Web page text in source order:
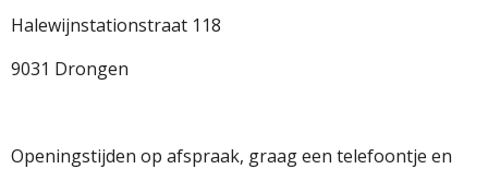
b
o
o
k
a
g
r
a
s
A
p
p
Halewijnstationstraat 118
9031 Drongen
Openingstijden op afspraak, graag een telefoontje en